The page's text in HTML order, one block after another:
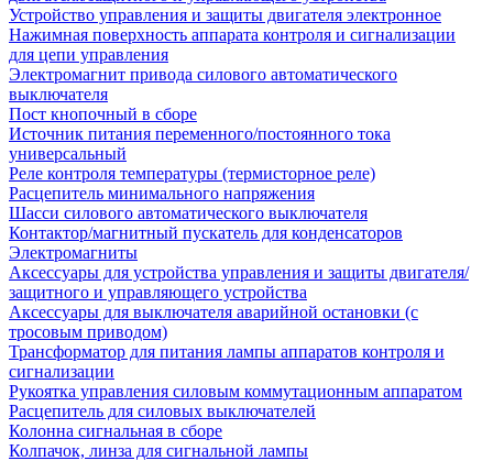
Устройство управления и защиты двигателя электронное
Нажимная поверхность аппарата контроля и сигнализации
для цепи управления
Электромагнит привода силового автоматического
выключателя
Пост кнопочный в сборе
Источник питания переменного/постоянного тока
универсальный
Реле контроля температуры (термисторное реле)
Расцепитель минимального напряжения
Шасси силового автоматического выключателя
Контактор/магнитный пускатель для конденсаторов
Электромагниты
Аксессуары для устройства управления и защиты двигателя/
защитного и управляющего устройства
Аксессуары для выключателя аварийной остановки (с
тросовым приводом)
Трансформатор для питания лампы аппаратов контроля и
сигнализации
Рукоятка управления силовым коммутационным аппаратом
Расцепитель для силовых выключателей
Колонна сигнальная в сборе
Колпачок, линза для сигнальной лампы